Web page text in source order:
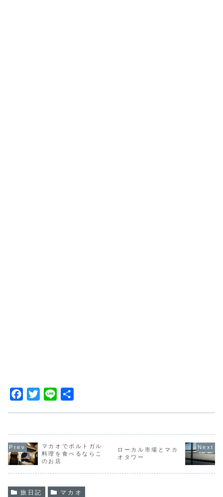
F
e
b
o
o
k
T
t
t
e
r
e
マカオでポルトガル
料理を食べるならこ
のお店
ローカル市場とマカ
オタワー
旅日記 マカオ